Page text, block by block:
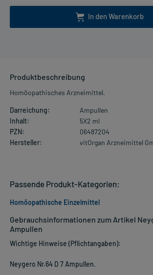
In den Warenkorb
Produktbeschreibung
Homöopathisches Arzneimittel.
Darreichung:
Ampullen
Inhalt:
5X2 ml
PZN:
06487204
Hersteller:
vitOrgan Arzneimittel
Gebrauchsinformationen zum Artikel
Ampullen
Wichtige Hinweise (Pflichtangaben):
Neygero Nr.64 D 7 Ampullen.
Passende Produkt-Kategorien:
Homöopathische Einzelmittel